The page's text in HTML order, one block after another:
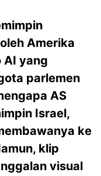
Amerika
AI yang
parlemen
AS
Israel,
ke
klip
visual